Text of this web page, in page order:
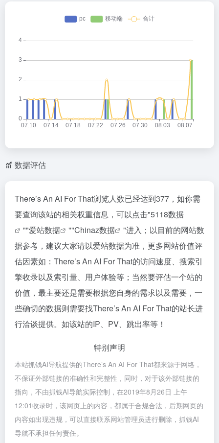
数据评估
There’s An AI For That浏览人数已经达到377，如你需
要查询该站的相关权重信息，可以点击"5118数据
""爱站数据 ""Chinaz数据
"进入；以目前的网站数
据参考，建议大家请以爱站数据为准，更多网站价值评
估因素如：There’s An AI For That的访问速度、搜索引
擎收录以及索引量、用户体验等；当然要评估一个站的
价值，最主要还是需要根据您自身的需求以及需要，一
些确切的数据则需要找There’s An AI For That的站长进
行洽谈提供。如该站的IP、PV、跳出率等！
特别声明
本站抓钱AI导航提供的There’s An AI For That都来源于网络，
不保证外部链接的准确性和完整性，同时，对于该外部链接的
指向，不由抓钱AI导航实际控制，在2019年8月26日 上午
12:01收录时，该网页上的内容，都属于合规合法，后期网页的
内容如出现违规，可以直接联系网站管理员进行删除，抓钱AI
导航不承担任何责任。